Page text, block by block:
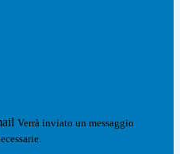
Verrà inviato un messaggio